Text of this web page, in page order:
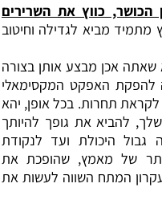
הכושר, כווץ את השרירים
מתמיד מביא לגדילה וחיטוב
שאתה אכן מבצע אותן בצורה
להפקת האפקט המקסימאלי
תחרות. בכל אופן, יהא
להביא את גופך להיותך
היכולת ועד לנקודת
של מאמץ, שהופכת את
המתח השווה לעשות את